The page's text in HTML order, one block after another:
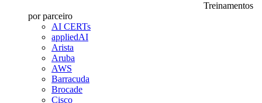
Treinamentos
por parceiro
AI CERTs
appliedAI
Arista
Aruba
AWS
Barracuda
Brocade
Cisco